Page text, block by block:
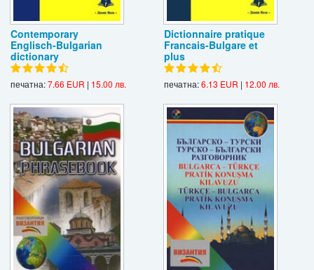
Регистрация
Contemporary
Englisch-Bulgarian
dictionary
печатна:7.66 EUR | 15.00 лв.
Dictionnaire pratique
Francais-Bulgare et
plus
печатна:6.13 EUR | 12.00 лв.